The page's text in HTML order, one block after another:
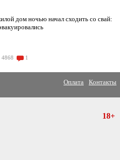
дом ночью начал сходить со свай:
4868 1
Оплата Контакты
18+